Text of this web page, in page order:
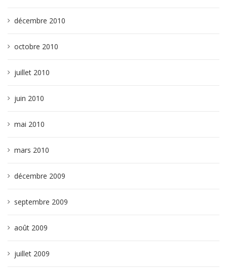
décembre 2010
octobre 2010
juillet 2010
juin 2010
mai 2010
mars 2010
décembre 2009
septembre 2009
août 2009
juillet 2009